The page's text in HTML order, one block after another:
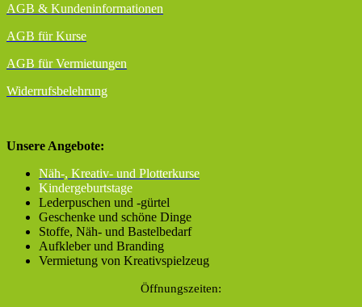
AGB & Kundeninformationen
AGB für Kurse
AGB für Vermietungen
Widerrufsbelehrung
Unsere Angebote:
Näh-, Kreativ- und Plotterkurse
Kindergeburtstage
Lederpuschen und -gürtel
Geschenke und schöne Dinge
Stoffe, Näh- und Bastelbedarf
Aufkleber und Branding
Vermietung von Kreativspielzeug
Öffnungszeiten: